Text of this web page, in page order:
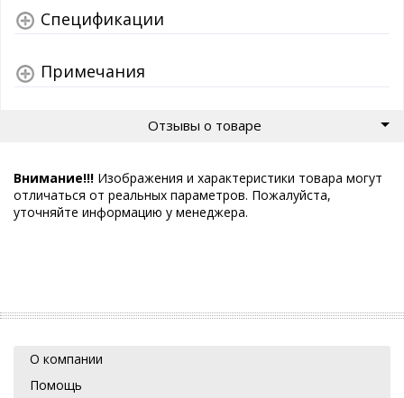
Спецификации
Примечания
Отзывы о товаре
Внимание!!! Изображения и характеристики товара могут
отличаться от реальных параметров. Пожалуйста,
уточняйте информацию у менеджера.
О компании
Помощь